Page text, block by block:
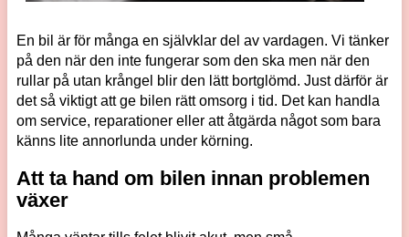
En bil är för många en självklar del av vardagen. Vi tänker
på den när den inte fungerar som den ska men när den
rullar på utan krångel blir den lätt bortglömd. Just därför är
det så viktigt att ge bilen rätt omsorg i tid. Det kan handla
om service, reparationer eller att åtgärda något som bara
känns lite annorlunda under körning.
Att ta hand om bilen innan problemen
växer